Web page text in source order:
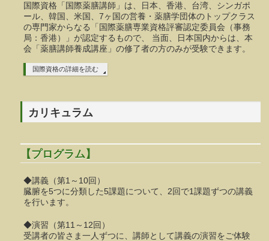
国際資格「国際薬膳講師」は、日本、香港、台湾、シンガポ
ール、韓国、米国、7ヶ国の営養・薬膳学団体のトップクラス
の専門家からなる「国際薬膳専業資格評審認定委員会（事務
局：香港）」が認定するもので、 当面、日本国内からは、本
会「薬膳講師養成講座」の修了者の方のみが受験できます。
国際資格の詳細を読む
カリキュラム
【プログラム】
◆講義（第1～10回）
臓腑を5つに分類した5課題について、2回で1課題ずつの講義
を行います。
◆演習（第11～12回）
受講者の皆さま一人ずつに、講師として講義の演習をご体験